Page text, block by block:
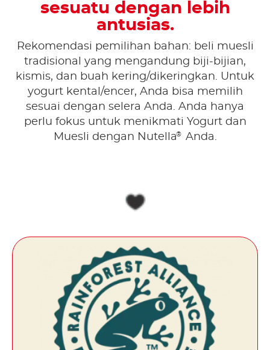
sesuatu dengan lebih
antusias.
Rekomendasi pemilihan bahan: beli muesli
tradisional yang mengandung biji-bijian,
kismis, dan buah kering/dikeringkan. Untuk
yogurt kental/encer, Anda bisa memilih
sesuai dengan selera Anda. Anda hanya
perlu fokus untuk menikmati Yogurt dan
Muesli dengan Nutella® Anda.